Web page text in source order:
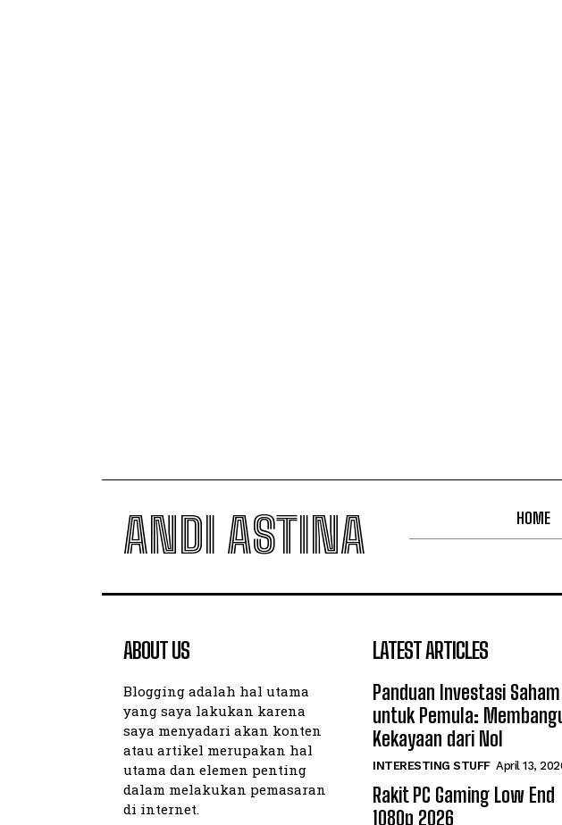
ANDI ASTINA HOME
ABOUT US
Blogging adalah hal utama
yang saya lakukan karena
saya menyadari akan konten
atau artikel merupakan hal
utama dan elemen penting
dalam melakukan pemasaran
di internet.
LATEST ARTICLES
Panduan Investasi Saham
untuk Pemula:
Kekayaan dari Nol
INTERESTING STUFF April 13,
Rakit PC Gaming Low End
1080p 2026